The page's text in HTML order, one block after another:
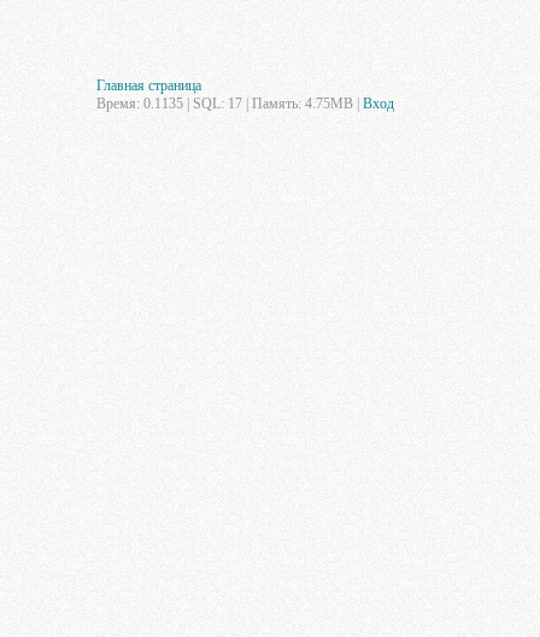
Главная страница
Время: 0.1135 | SQL: 17 | Память: 4.75MB Вход